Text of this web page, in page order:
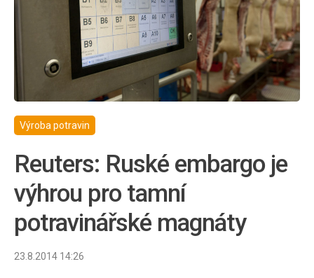
Výroba potravin
Reuters: Ruské embargo je
výhrou pro tamní
potravinářské magnáty
23.8.2014 14:26